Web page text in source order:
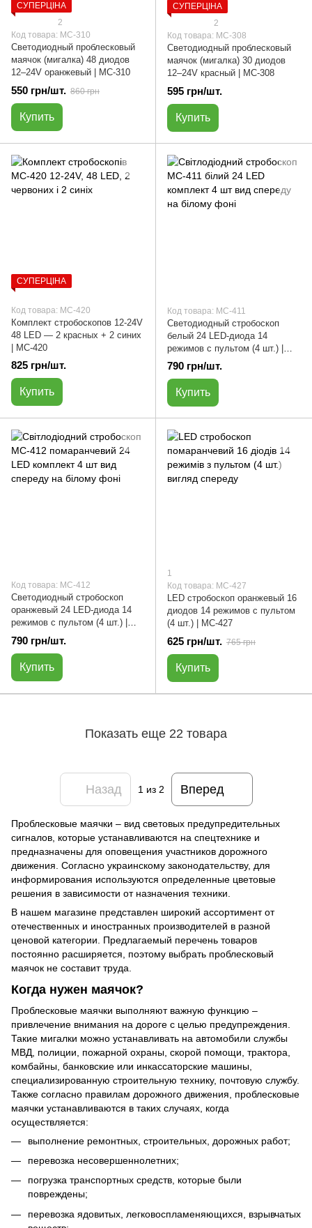
СУПЕРЦІНА
2
Код товара: МС-310
Светодиодный проблесковый
маячок (мигалка) 48 диодов
12–24V оранжевый | МС-310
550 грн/шт. 860 грн
Купить
СУПЕРЦІНА
2
Код товара: МС-308
Светодиодный проблесковый
маячок (мигалка) 30 диодов
12–24V красный | МС-308
595 грн/шт.
Купить
СУПЕРЦІНА
Код товара: МС-420
Комплект стробоскопов 12-24V
48 LED — 2 красных + 2 синих
| МС-420
825 грн/шт.
Купить
Код товара: МС-411
Светодиодный стробоскоп
белый 24 LED-диода 14
режимов с пультом (4 шт.) |
МС-411
790 грн/шт.
Купить
Код товара: МС-412
Светодиодный стробоскоп
оранжевый 24 LED-диода 14
режимов с пультом (4 шт.) |
МС-412
790 грн/шт.
Купить
1
Код товара: МС-427
LED стробоскоп оранжевый 16
диодов 14 режимов с пультом
(4 шт.) | МС-427
625 грн/шт. 765 грн
Купить
Показать еще 22 товара
Назад 1 из 2 Вперед
Проблесковые маячки – вид световых предупредительных
сигналов, которые устанавливаются на спецтехнике и
предназначены для оповещения участников дорожного
движения. Согласно украинскому законодательству, для
информирования используются определенные цветовые
решения в зависимости от назначения техники.
В нашем магазине представлен широкий ассортимент от
отечественных и иностранных производителей в разной
ценовой категории. Предлагаемый перечень товаров
постоянно расширяется, поэтому выбрать проблесковый
маячок не составит труда.
Когда нужен маячок?
Проблесковые маячки выполняют важную функцию –
привлечение внимания на дороге с целью предупреждения.
Такие мигалки можно устанавливать на автомобили службы
МВД, полиции, пожарной охраны, скорой помощи, трактора,
комбайны, банковские или инкассаторские машины,
специализированную строительную технику, почтовую службу.
Также согласно правилам дорожного движения, проблесковые
маячки устанавливаются в таких случаях, когда
осуществляется:
выполнение ремонтных, строительных, дорожных работ;
перевозка несовершеннолетних;
погрузка транспортных средств, которые были
повреждены;
перевозка ядовитых, легковоспламеняющихся, взрывчатых